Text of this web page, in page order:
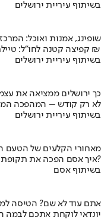
בשיתוף עיריית ירושלים
שופינג, אמנות ואוכל:
קפיצה קטנה לחו"ל: טיילת חדשה, מיצגי אמנות, וכיכרות משופצות בהשקעה של 100 מיליון ₪
בשיתוף עיריית ירושלים
כך ירושלים ממציאה את
לא רק קודש – המהפכה
בשיתוף עיריית ירושלים
מאחורי הקלעים של הטעם
איך אסם הפכה את תקופת הצנע והמחסור הקשה של שנות ה-40 למותג לאומי?
בשיתוף אסם
אתם עוד לא שם? הטיסה
יונדאי לוקחת אתכם לבמה